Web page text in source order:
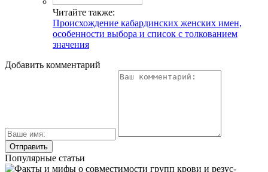
Должны ли настораживать белые выделения после овуляции?
Давайте разбираться!
Свежие публикации
Как принимать Азитромицин при цистите
Каким должно быть лечение мочекаменной болезни у
женщин